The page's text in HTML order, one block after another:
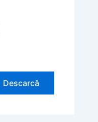
Descarcă